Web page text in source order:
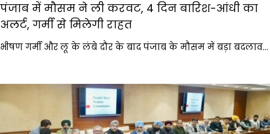
पंजाब में मौसम ने ली करवट, 4 दिन बारिश-आंधी का
अलर्ट, गर्मी से मिलेगी राहत
भीषण गर्मी और लू के लंबे दौर के बाद पंजाब के मौसम में बड़ा बदलाव…